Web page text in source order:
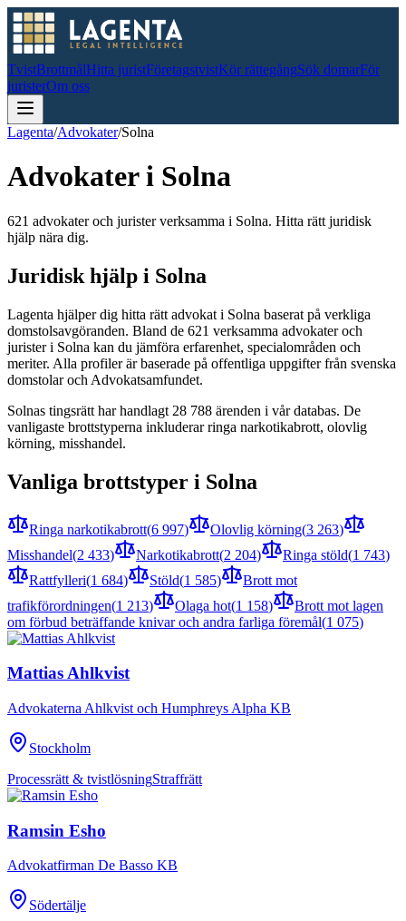
TvistBrottmålHitta juristFöretagstvistKör rättegångSök domarFör
juristerOm oss
Lagenta/Advokater/Solna
Advokater i Solna
621 advokater och jurister verksamma i Solna. Hitta rätt juridisk
hjälp nära dig.
Juridisk hjälp i Solna
Lagenta hjälper dig hitta rätt advokat i Solna baserat på verkliga
domstolsavgöranden. Bland de 621 verksamma advokater och
jurister i Solna kan du jämföra erfarenhet, specialområden och
meriter. Alla profiler är baserade på offentliga uppgifter från svenska
domstolar och Advokatsamfundet.
Solnas tingsrätt har handlagt 28 788 ärenden i vår databas. De
vanligaste brottstyperna inkluderarringa narkotikabrott, olovlig
körning, misshandel.
Vanliga brottstyper i Solna
Ringa narkotikabrott(6 997) Olovlig körning(3 263)
Misshandel(2 433) Narkotikabrott(2 204) Ringa stöld(1 743)
Rattfylleri(1 684) Stöld(1 585)
Brott mot
trafikförordningen(1 213) Olaga hot(1 158)
Brott mot lagen
om förbud beträffande knivar och andra farliga föremål(1 075)
Mattias Ahlkvist
Advokaterna Ahlkvist och Humphreys Alpha KB
Stockholm
Processrätt & tvistlösningStraffrätt
Ramsin Esho
Advokatfirman De Basso KB
Södertälje